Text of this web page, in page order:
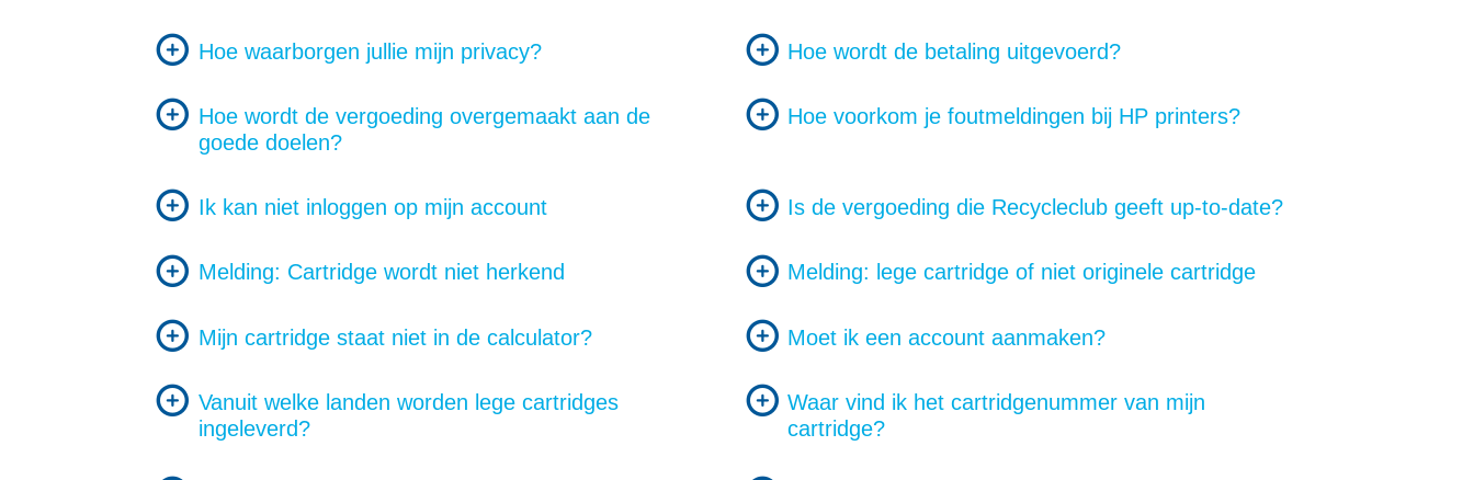
Hoe waarborgen jullie mijn privacy? Hoe wordt de betaling uitgevoerd?
Hoe wordt de vergoeding overgemaakt aan de
goede doelen?
Hoe voorkom je foutmeldingen bij HP printers?
Ik kan niet inloggen op mijn account Is de vergoeding die Recycleclub geeft up-to-date?
Melding: Cartridge wordt niet herkend Melding: lege cartridge of niet originele cartridge
Mijn cartridge staat niet in de calculator? Moet ik een account aanmaken?
Vanuit welke landen worden lege cartridges
ingeleverd?
Waar vind ik het cartridgenummer van mijn
cartridge?